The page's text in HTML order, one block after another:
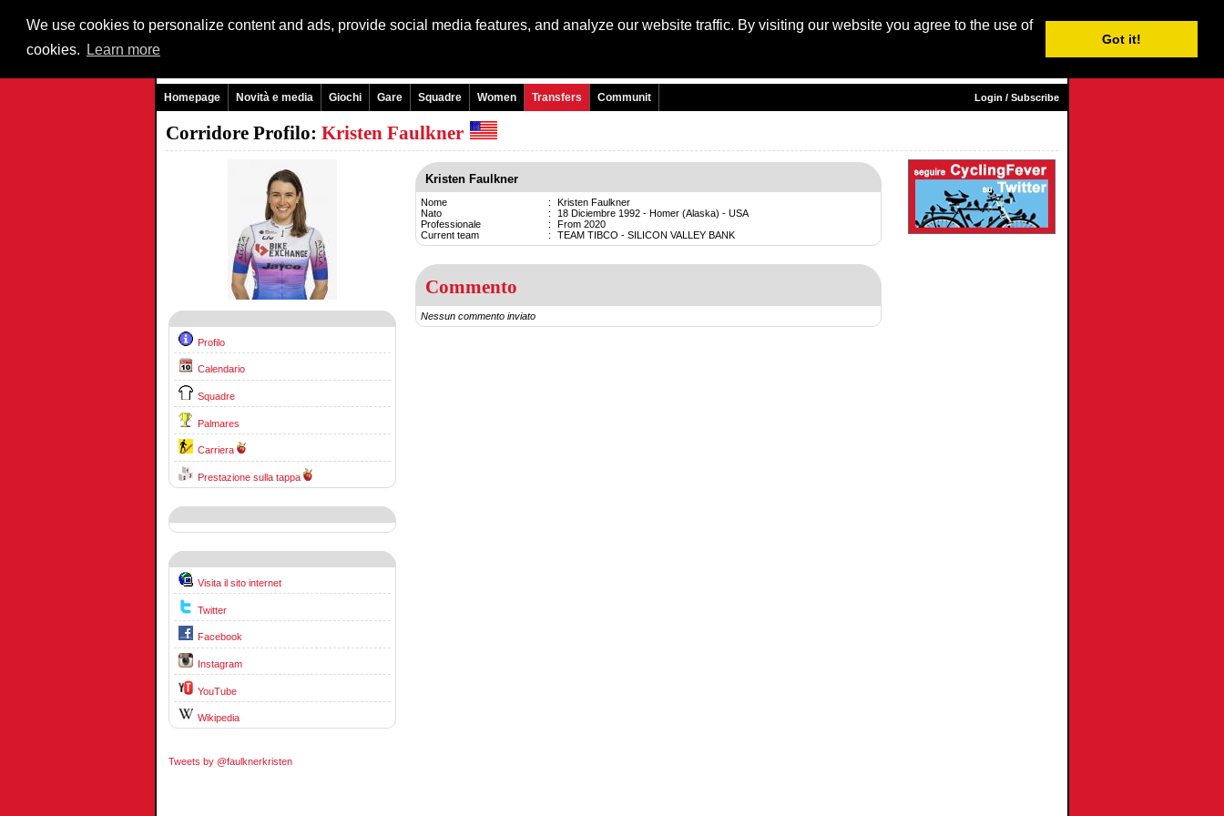
We use cookies to personalize content and ads, provide social media features, and analyze our website traffic. By visiting our website you agree to the use of
cookies.
Learn more
Got it!
Login / Subscribe
Homepage Novità e media Giochi Gare Squadre Women Transfers Communit Login / Subscribe
Corridore Profilo: Kristen Faulkner
Profilo
Calendario
Squadre
Palmares
Carriera
Prestazione sulla tappa
Visita il sito internet
Twitter
Facebook
Instagram
YouTube
Wikipedia
Tweets by @faulknerkristen
Kristen Faulkner
Nome :
Kristen Faulkner
Nato
:
18 Diciembre 1992 - Homer (Alaska) - USA
Professionale
:
From 2020
Current team
: TEAM TIBCO - SILICON VALLEY BANK
Commento
Nessun commento inviato